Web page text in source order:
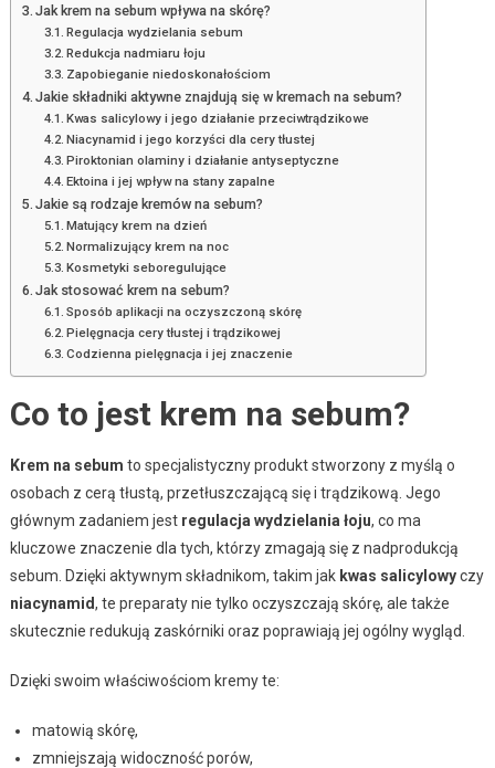
Jak krem na sebum wpływa na skórę?
Regulacja wydzielania sebum
Redukcja nadmiaru łoju
Zapobieganie niedoskonałościom
Jakie składniki aktywne znajdują się w kremach na sebum?
Kwas salicylowy i jego działanie przeciwtrądzikowe
Niacynamid i jego korzyści dla cery tłustej
Piroktonian olaminy i działanie antyseptyczne
Ektoina i jej wpływ na stany zapalne
Jakie są rodzaje kremów na sebum?
Matujący krem na dzień
Normalizujący krem na noc
Kosmetyki seboregulujące
Jak stosować krem na sebum?
Sposób aplikacji na oczyszczoną skórę
Pielęgnacja cery tłustej i trądzikowej
Codzienna pielęgnacja i jej znaczenie
Co to jest krem na sebum?
Krem na sebum to specjalistyczny produkt stworzony z myślą o
osobach z cerą tłustą, przetłuszczającą się i trądzikową. Jego
głównym zadaniem jest regulacja wydzielania łoju, co ma
kluczowe znaczenie dla tych, którzy zmagają się z nadprodukcją
sebum. Dzięki aktywnym składnikom, takim jak kwas salicylowyczy
niacynamid, te preparaty nie tylko oczyszczają skórę, ale także
skutecznie redukują zaskórniki oraz poprawiają jej ogólny wygląd.
Dzięki swoim właściwościom kremy te:
matowią skórę,
zmniejszają widoczność porów,